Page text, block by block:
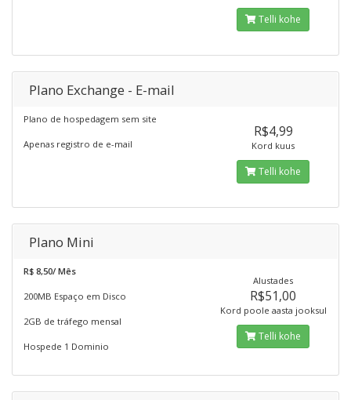
Telli kohe
Plano Exchange - E-mail
Plano de hospedagem sem site
Apenas registro de e-mail
R$4,99
Kord kuus
Telli kohe
Plano Mini
R$ 8,50/ Mês
200MB Espaço em Disco
2GB de tráfego mensal
Hospede 1 Dominio
Alustades
R$51,00
Kord poole aasta jooksul
Telli kohe